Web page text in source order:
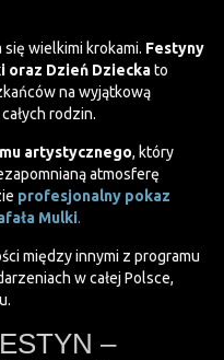
wielkimi krokami. Festyny
oraz Dzień Dzieckato
na wyjątkową
rodzin.
artystycznego, który
atmosferę
profesjonalny pokaz
Mulki.
między innymi z programu
w całej Polsce,
–